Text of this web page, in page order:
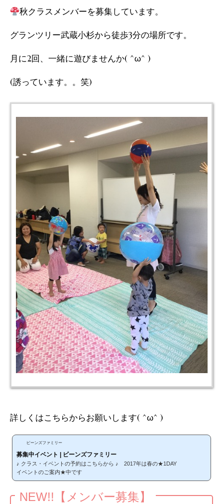
秋クラスメンバーを募集しています。
グランツリー武蔵小杉から徒歩3分の場所です。
月に2回、一緒に遊びませんか( ^ω^ )
(誘っています。。笑)
詳しくはこちらからお願いします( ^ω^ )
ビーンズファミリー
募集中イベント | ビーンズファミリー
♪ クラス・イベントの予約はこちらから ♪ 2017年は春の★1DAY
イベントのご案内★中です
NEW!!【メンバー募集】